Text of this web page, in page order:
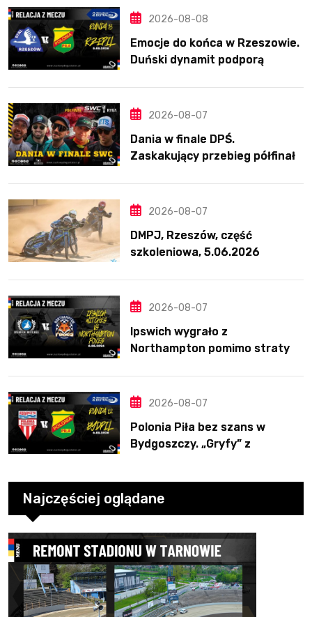
2026-08-08
Emocje do końca w Rzeszowie.
Duński dynamit podporą
2026-08-07
Dania w finale DPŚ.
Zaskakujący przebieg półfinału
2026-08-07
DMPJ, Rzeszów, część
szkoleniowa, 5.06.2026
2026-08-07
Ipswich wygrało z
Northampton pomimo straty
2026-08-07
Polonia Piła bez szans w
Bydgoszczy. „Gryfy” z
Najczęściej oglądane